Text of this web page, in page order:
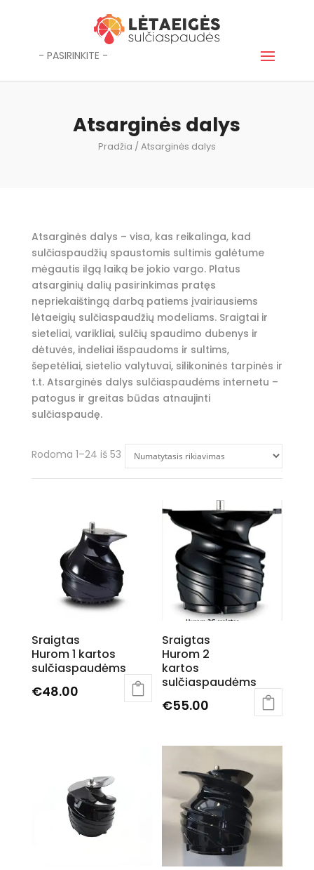
- PASIRINKITE -
Atsarginės dalys
Pradžia / Atsarginės dalys
Atsarginės dalys – visa, kas reikalinga, kad
sulčiaspaudžių spaustomis sultimis galėtume
mėgautis ilgą laiką be jokio vargo. Platus
atsarginių dalių pasirinkimas pratęs
nepriekaištingą darbą patiems įvairiausiems
lėtaeigių sulčiaspaudžių modeliams. Sraigtai ir
sieteliai, varikliai, sulčių spaudimo dubenys ir
dėtuvės, indeliai išspaudoms ir sultims,
šepetėliai, sietelio valytuvai, silikoninės tarpinės ir
t.t. Atsarginės dalys sulčiaspaudėms internetu –
patogus ir greitas būdas atnaujinti
sulčiaspaudę.
Rodoma 1–24 iš 53
Sraigtas
Hurom 1 kartos
sulčiaspaudėms
€48.00
Sraigtas
Hurom 2
kartos
sulčiaspaudėms
€55.00